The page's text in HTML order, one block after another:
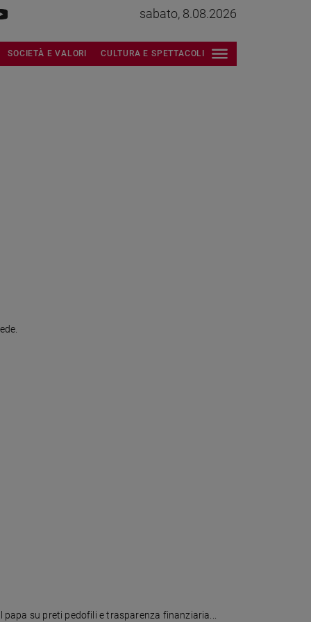
sabato, 8.08.2026
SOCIETÀ E VALORI CULTURA E SPETTACOLI
su preti pedofili e trasparenza finanziaria...